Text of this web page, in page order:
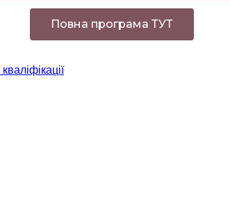
Повна програма ТУТ